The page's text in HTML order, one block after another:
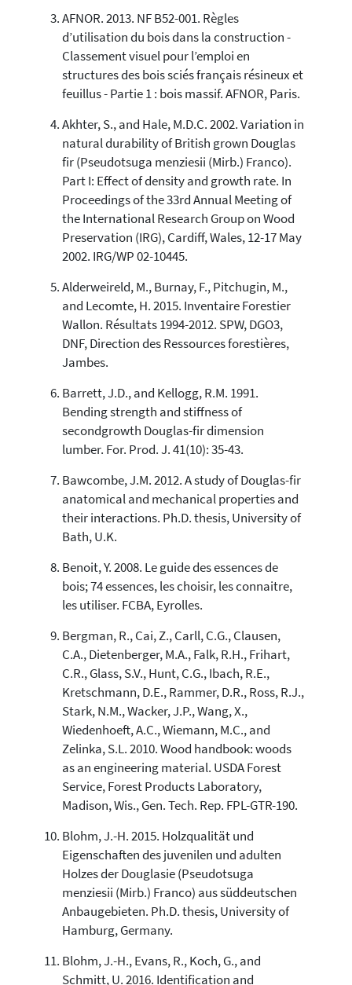
See how this article has been
cited at scite.ai
Scite shows how a scientific paper
has been cited by providing the
classification describing whether
it supports, mentions, or contrasts
the cited claim, and a label
indicating in which section the
citation was made.
AFNOR. 2013. NF B52-001. Règles
d’utilisation du bois dans la construction -
Classement visuel pour l’emploi en
structures des bois sciés français résineux et
feuillus - Partie 1 : bois massif. AFNOR, Paris.
Akhter, S., and Hale, M.D.C. 2002. Variation in
natural durability of British grown Douglas
fir (Pseudotsuga menziesii (Mirb.) Franco).
Part I: Effect of density and growth rate. In
Proceedings of the 33rd Annual Meeting of
the International Research Group on Wood
Preservation (IRG), Cardiff, Wales, 12-17 May
2002. IRG/WP 02-10445.
Alderweireld, M., Burnay, F., Pitchugin, M.,
and Lecomte, H. 2015. Inventaire Forestier
Wallon. Résultats 1994-2012. SPW, DGO3,
DNF, Direction des Ressources forestières,
Jambes.
Barrett, J.D., and Kellogg, R.M. 1991.
Bending strength and stiffness of
secondgrowth Douglas-fir dimension
lumber. For. Prod. J. 41(10): 35-43.
Bawcombe, J.M. 2012. A study of Douglas-fir
anatomical and mechanical properties and
their interactions. Ph.D. thesis, University of
Bath, U.K.
Benoit, Y. 2008. Le guide des essences de
bois; 74 essences, les choisir, les connaitre,
les utiliser. FCBA, Eyrolles.
Bergman, R., Cai, Z., Carll, C.G., Clausen,
C.A., Dietenberger, M.A., Falk, R.H., Frihart,
C.R., Glass, S.V., Hunt, C.G., Ibach, R.E.,
Kretschmann, D.E., Rammer, D.R., Ross, R.J.,
Stark, N.M., Wacker, J.P., Wang, X.,
Wiedenhoeft, A.C., Wiemann, M.C., and
Zelinka, S.L. 2010. Wood handbook: woods
as an engineering material. USDA Forest
Service, Forest Products Laboratory,
Madison, Wis., Gen. Tech. Rep. FPL-GTR-190.
Blohm, J.-H. 2015. Holzqualität und
Eigenschaften des juvenilen und adulten
Holzes der Douglasie (Pseudotsuga
menziesii (Mirb.) Franco) aus süddeutschen
Anbaugebieten. Ph.D. thesis, University of
Hamburg, Germany.
Blohm, J.-H., Evans, R., Koch, G., and
Schmitt, U. 2016. Identification and